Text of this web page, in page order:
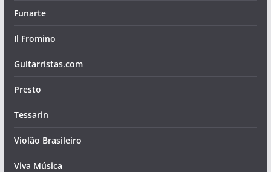
Funarte
Il Fromino
Guitarristas.com
Presto
Tessarin
Violão Brasileiro
Viva Música